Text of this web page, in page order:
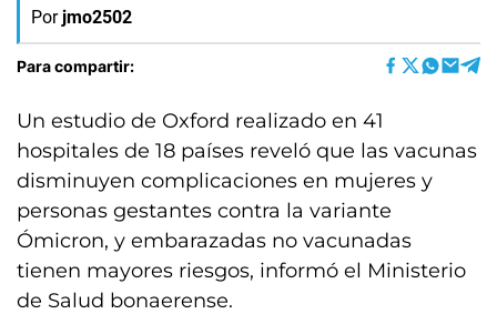
Por jmo2502
Para compartir:
Un estudio de Oxford realizado en 41
hospitales de 18 países reveló que las vacunas
disminuyen complicaciones en mujeres y
personas gestantes contra la variante
Ómicron, y embarazadas no vacunadas
tienen mayores riesgos, informó el Ministerio
de Salud bonaerense.